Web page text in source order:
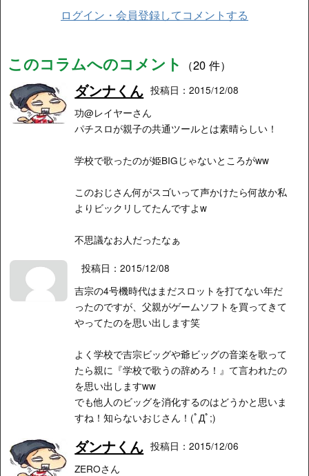
ログイン・会員登録してコメントする
このコラムへのコメント （20 件）
ダンナくん 投稿日：2015/12/08
功@レイヤーさん
パチスロが親子の共通ツールとは素晴らしい！
学校で歌ったのが姫BIGじゃないところがww
このおじさん何がスゴいって声かけたら何故か私
よりビックリしてたんですよw
不思議なお人だったなぁ
投稿日：2015/12/08
吉宗の4号機時代はまだスロットを打てない年だ
ったのですが、父親がゲームソフトを買ってきて
やってたのを思い出します笑
よく学校で吉宗ビッグや爺ビッグの音楽を歌って
たら親に『学校で歌うの辞めろ！』て言われたの
を思い出しますww
でも他人のビッグを消化するのはどうかと思いま
すね！知らないおじさん！(ﾟДﾟ;)
ダンナくん 投稿日：2015/12/06
ZEROさん